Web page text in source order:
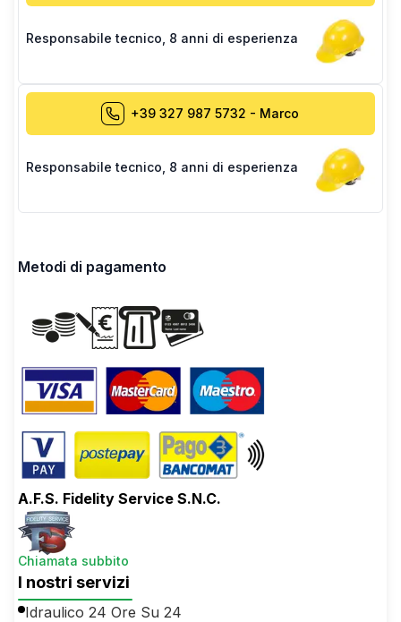
Responsabile tecnico 8 anni di esperienza
+39 327 987 5732 - Marco
Responsabile tecnico 8 anni di esperienza
Metodi di pagamento
A.F.S. Fidelity Service S.N.C.
Chiamata subbito
I nostri servizi
Idraulico 24 Ore Su 24